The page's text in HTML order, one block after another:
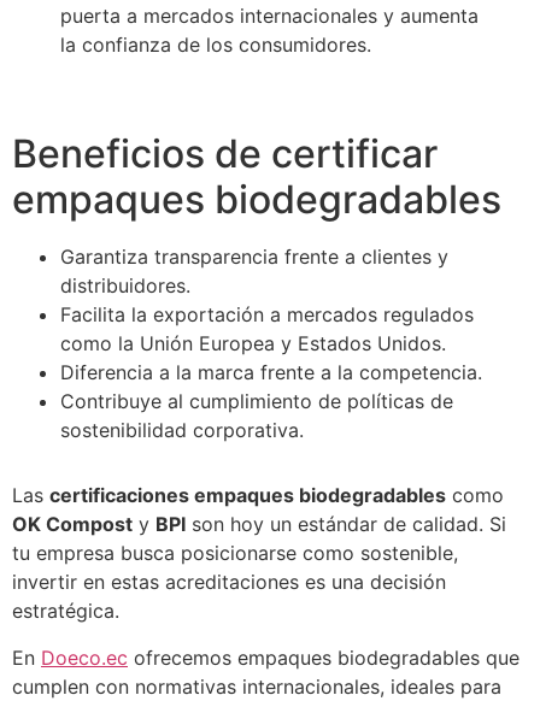
puerta a mercados internacionales y aumenta
la confianza de los consumidores.
Beneficios de certificar
empaques biodegradables
Garantiza transparencia frente a clientes y
distribuidores.
Facilita la exportación a mercados regulados
como la Unión Europea y Estados Unidos.
Diferencia a la marca frente a la competencia.
Contribuye al cumplimiento de políticas de
sostenibilidad corporativa.
Las certificaciones empaques biodegradables como
OK Compost y BPI son hoy un estándar de calidad. Si
tu empresa busca posicionarse como sostenible,
invertir en estas acreditaciones es una decisión
estratégica.
En Doeco.ec ofrecemos empaques biodegradables que
cumplen con normativas internacionales, ideales para